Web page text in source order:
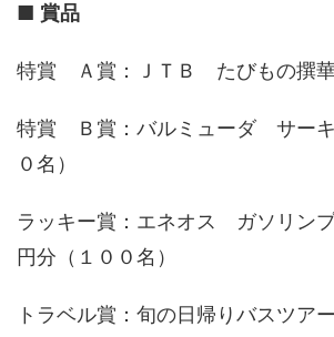
■ 賞品
特賞 Ａ賞：ＪＴＢ たびもの撰華
特賞 Ｂ賞：バルミューダ サーキ
０名）
ラッキー賞：エネオス ガソリン
円分（１００名）
トラベル賞：旬の日帰りバスツア